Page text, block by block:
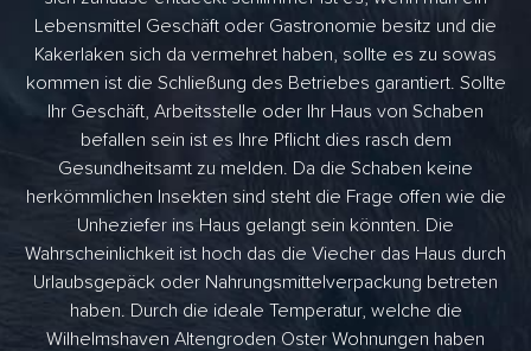
Lebensmittel Geschäft oder Gastronomie besitz und die
Kakerlaken sich da vermehret haben, sollte es zu sowas
kommen ist die Schließung des Betriebes garantiert. Sollte
Ihr Geschäft, Arbeitsstelle oder Ihr Haus von Schaben
befallen sein ist es Ihre Pflicht dies rasch dem
Gesundheitsamt zu melden. Da die Schaben keine
herkömmlichen Insekten sind steht die Frage offen wie die
Unheziefer ins Haus gelangt sein könnten. Die
Wahrscheinlichkeit ist hoch das die Viecher das Haus durch
Urlaubsgepäck oder Nahrungsmittelverpackung betreten
haben. Durch die ideale Temperatur, welche die
Wilhelmshaven Altengroden Oster Wohnungen haben